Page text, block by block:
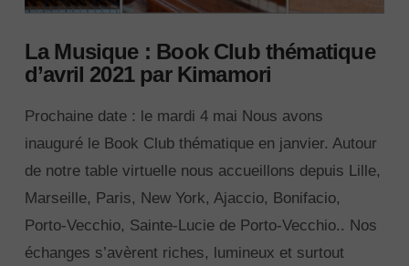
La Musique : Book Club thématique
d’avril 2021 par Kimamori
Prochaine date : le mardi 4 mai Nous avons
inauguré le Book Club thématique en janvier. Autour
de notre table virtuelle nous accueillons depuis Lille,
Marseille, Paris, New York, Ajaccio, Bonifacio,
Porto-Vecchio, Sainte-Lucie de Porto-Vecchio.. Nos
échanges s’avèrent riches, lumineux et surtout